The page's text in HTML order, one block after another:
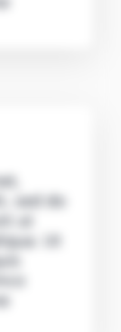
sed do
ut
Ut